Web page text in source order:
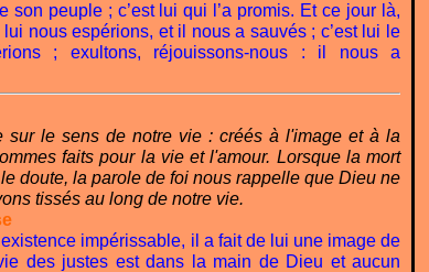
son peuple ; c’est lui qui l’a promis. Et ce jour là,
nous espérions, et il nous a sauvés ; c’est lui le
; exultons, réjouissons-nous : il nous a
sur le sens de notre vie : créés à l'image et à la
faits pour la vie et l'amour. Lorsque la mort
doute, la parole de foi nous rappelle que Dieu ne
tissés au long de notre vie.
impérissable, il a fait de lui une image de
des justes est dans la main de Dieu et aucun